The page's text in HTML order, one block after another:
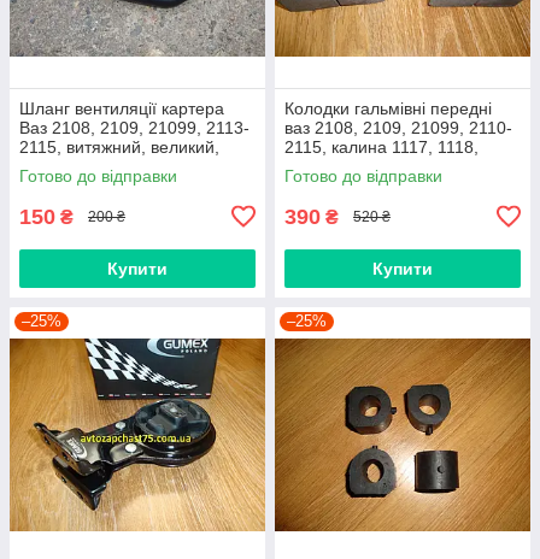
Шланг вентиляції картера
Ваз 2108, 2109, 21099, 2113-
2115, витяжний, великий,
нижній
Готово до відправки
150 ₴ 200 ₴
Купити
Колодки гальмівні передні
ваз 2108, 2109, 21099, 2110-
2115, калина 1117, 1118,
1119, приора 2170 (Raf,
Латвія)
Готово до відправки
390 ₴ 520 ₴
Купити
–25% –25%